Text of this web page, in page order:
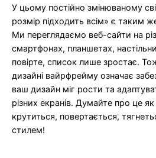
У цьому постійно змінюваному
розмір підходить всім» є таким
Ми переглядаємо веб-сайти на
смартфонах, планшетах,
повірте, список лише зростає.
дизайні вайрфрейму означає
ваш дизайн міг рости та
різних екранів. Думайте про це
крутиться, повертається,
стилем!